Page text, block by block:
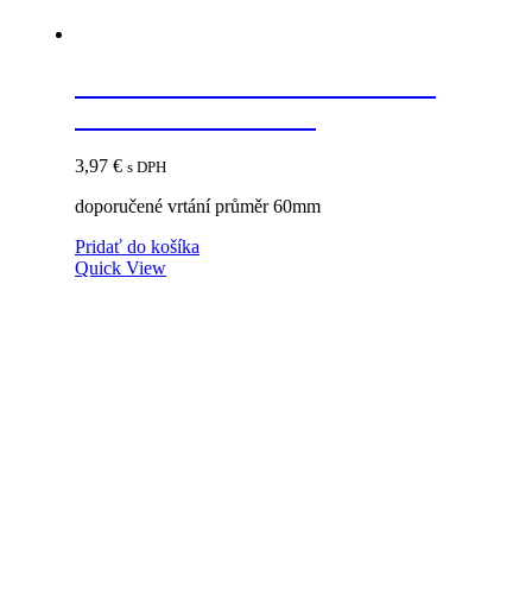
3,97 € s DPH
doporučené vrtání průměr 60mm
Pridať do košíka
Quick View